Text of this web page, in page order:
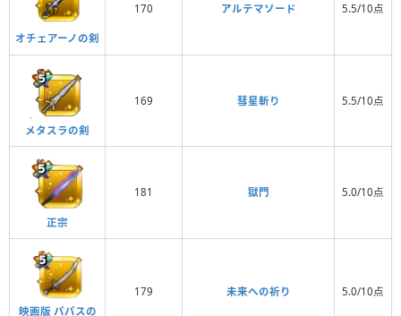
オチェアーノの剣
170 アルテマソード 5.5/10点
メタスラの剣
169 彗星斬り 5.5/10点
正宗
181 獄門 5.0/10点
映画版 パパスの
179 未来への祈り 5.0/10点